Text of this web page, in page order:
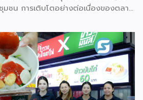
มชน การเติบโตอย่างต่อเนื่องของตลาด
มเดลธุรกิจที่มีระบบบริหารจัดการรองรับ
(ท็อปส์ เดลี่) เป็นหนึ่งในแบรนด์
รือเซ็นทรัล รีเทล (CRC) ที่ผ่านการปรับ
ย์วิถีชีวิตคนเมืองอย่างครบครัน ชูจุด
พร้อมโปรโมชัน และดีลเด็ดสำหรับ
รับของพรีเมียม ส่วนลดพิเศษแบบจัด
ง Tops daily ที่เปิดโอกาสให้ผู้สนใจ